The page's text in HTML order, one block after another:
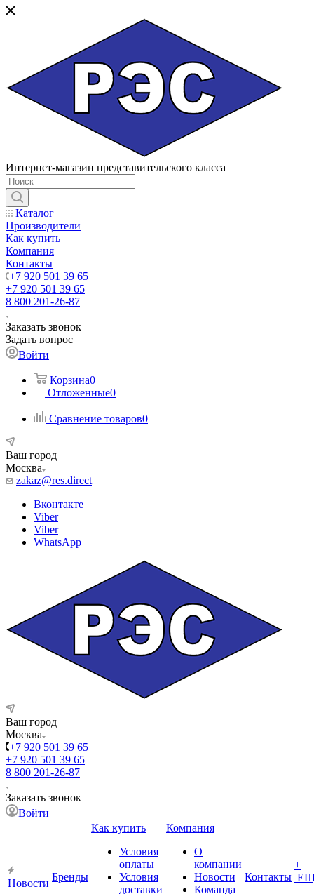
Интернет-магазин представительского класса
Каталог
Производители
Как купить
Компания
Контакты
+7 920 501 39 65
+7 920 501 39 65
8 800 201-26-87
Заказать звонок
Задать вопрос
Войти
Корзина0
Отложенные0
Сравнение товаров0
Ваш город
Москва
zakaz@res.direct
Вконтакте
Viber
Viber
WhatsApp
Ваш город
Москва
+7 920 501 39 65
+7 920 501 39 65
8 800 201-26-87
Заказать звонок
Войти
Новости
Бренды
Как купить
Условия
оплаты
Условия
доставки
Компания
О
компании
Новости
Команда
Контакты
+